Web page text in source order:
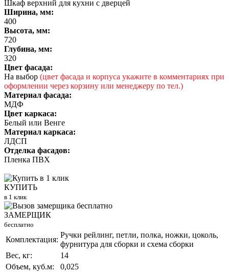
Шкаф верхний для кухни с дверцей
Ширина, мм:
400
Высота, мм:
720
Глубина, мм:
320
Цвет фасада:
На выбор (цвет фасада и корпуса укажите в комментариях при
оформлении через корзину или менеджеру по тел.)
Материал фасада:
МДФ
Цвет каркаса:
Белый или Венге
Материал каркаса:
ЛДСП
Отделка фасадов:
Пленка ПВХ
КУПИТЬ
в 1 клик
ЗАМЕРЩИК
бесплатно
Комплектация:
Ручки рейлинг, петли, полка, ножки, цоколь,
фурнитура для сборки и схема сборки
Вес, кг:
14
Объем, куб.м:
0,025